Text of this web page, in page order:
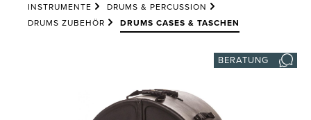
INSTRUMENTE
DRUMS & PERCUSSION
DRUMS ZUBEHÖR
DRUMS CASES & TASCHEN
BERATUNG